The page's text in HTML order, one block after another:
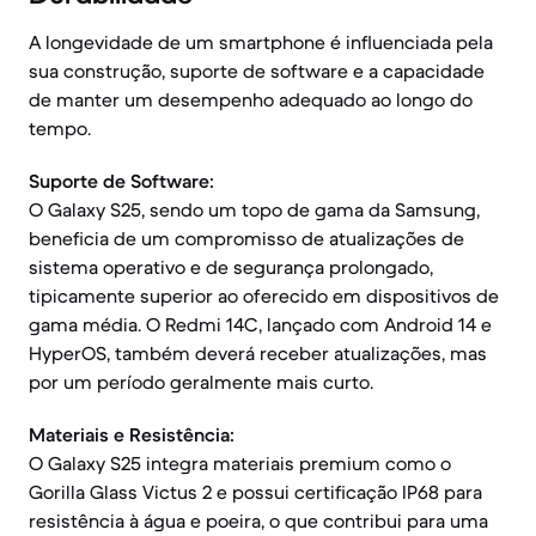
A longevidade de um smartphone é influenciada pela
sua construção, suporte de software e a capacidade
de manter um desempenho adequado ao longo do
tempo.
Suporte de Software:
O Galaxy S25, sendo um topo de gama da Samsung,
beneficia de um compromisso de atualizações de
sistema operativo e de segurança prolongado,
tipicamente superior ao oferecido em dispositivos de
gama média. O Redmi 14C, lançado com Android 14 e
HyperOS, também deverá receber atualizações, mas
por um período geralmente mais curto.
Materiais e Resistência:
O Galaxy S25 integra materiais premium como o
Gorilla Glass Victus 2 e possui certificação IP68 para
resistência à água e poeira, o que contribui para uma